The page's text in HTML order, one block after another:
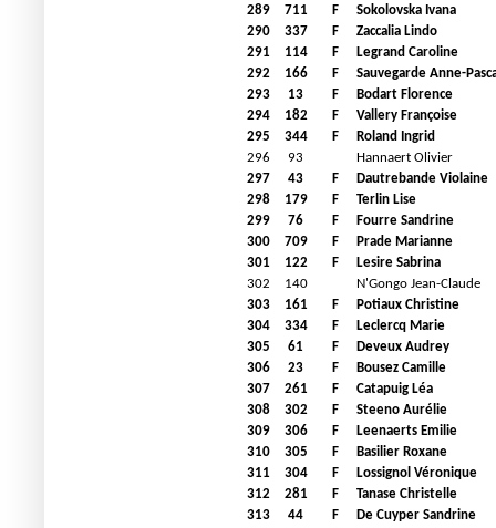
289
711 F
Sokolovska Ivana
290
337 F
Zaccalia Lindo
291
114 F
Legrand Caroline
292
166 F
Sauvegarde Anne-
293
13 F
Bodart Florence
294
182 F
Vallery Françoise
295
344 F
Roland Ingrid
296
93
Hannaert Olivier
297
43 F
Dautrebande Violaine
298
179 F
Terlin Lise
299
76 F
Fourre Sandrine
300
709 F
Prade Marianne
301
122 F
Lesire Sabrina
302
140
N'Gongo Jean-Claude
303
161 F
Potiaux Christine
304
334 F
Leclercq Marie
305
61 F
Deveux Audrey
306
23 F
Bousez Camille
307
261 F
Catapuig Léa
308
302 F
Steeno Aurélie
309
306 F
Leenaerts Emilie
310
305 F
Basilier Roxane
311
304 F
Lossignol Véronique
312
281 F
Tanase Christelle
313
44 F
De Cuyper Sandrine